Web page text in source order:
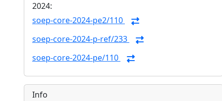
2024:
soep-core-2024-pe2/110
soep-core-2024-p-ref/233
soep-core-2024-pe/110
Info